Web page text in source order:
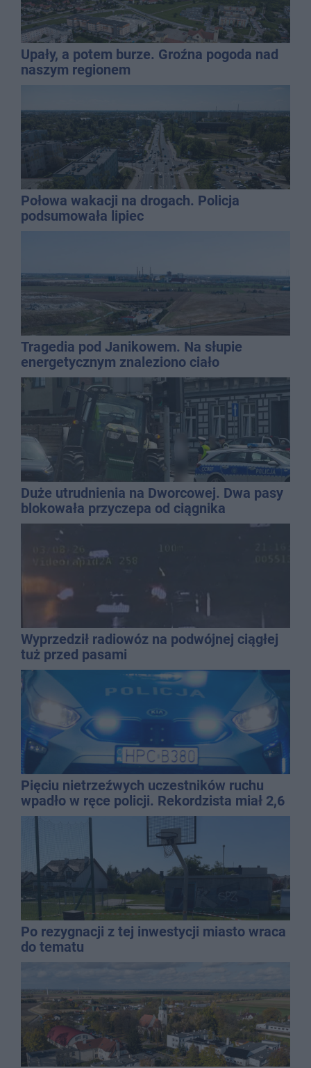
Upały, a potem burze. Groźna pogoda nad
naszym regionem
Połowa wakacji na drogach. Policja
podsumowała lipiec
Tragedia pod Janikowem. Na słupie
energetycznym znaleziono ciało
mężczyzny
Duże utrudnienia na Dworcowej. Dwa pasy
blokowała przyczepa od ciągnika
Wyprzedził radiowóz na podwójnej ciągłej
tuż przed pasami
Pięciu nietrzeźwych uczestników ruchu
wpadło w ręce policji. Rekordzista miał 2,6
promila
Po rezygnacji z tej inwestycji miasto wraca
do tematu